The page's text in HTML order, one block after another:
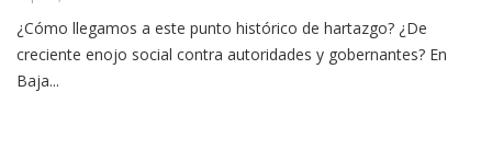
¿Cómo llegamos a este punto histórico de hartazgo? ¿De
creciente enojo social contra autoridades y gobernantes? En
Baja...